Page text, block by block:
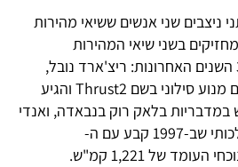
ניצבים שני אנשים ששיאי מהירות
בשני שיאי המהירות
המשמעותיים ביותר ב-32 השנים האחרונות: ריצ'ארד נובל,
שנהג ב-1983 במכונית עם מנוע סילוני בשם Thrust2 והגיע
של 1,019 קמ"ש במדבריות בלאק רוק בנבאדה, ואנדי
גרין, טייס חיל האוויר המלכותי שב-1997 קבע עם ה-